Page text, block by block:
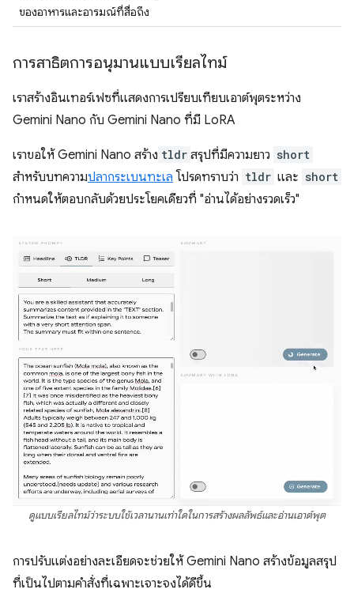
ของอาหารและอารมณ์ที่สื่อถึง
การสาธิตการอนุมานแบบเรียลไทม์
เราสร้างอินเทอร์เฟซที่แสดงการเปรียบเทียบเอาต์พุตระหว่าง
Gemini Nano กับ Gemini Nano ที่มี LoRA
เราขอให้ Gemini Nano สร้าง tldr สรุปที่มีความยาว short
สำหรับบทความปลากระเบนทะเล โปรดทราบว่า tldr และ short
กำหนดให้ตอบกลับด้วยประโยคเดียวที่ "อ่านได้อย่างรวดเร็ว"
ดูแบบเรียลไทม์ว่าระบบใช้เวลานานเท่าใดในการสร้างผลลัพธ์และอ่านเอาต์พุต
การปรับแต่งอย่างละเอียดจะช่วยให้ Gemini Nano สร้างข้อมูลสรุป
ที่เป็นไปตามคำสั่งที่เฉพาะเจาะจงได้ดีขึ้น